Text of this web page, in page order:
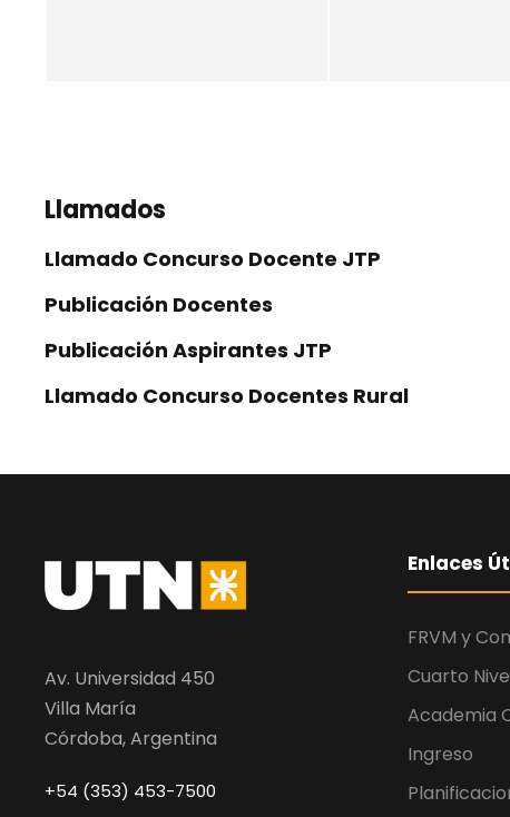
Llamados
Llamado Concurso Docente JTP
Publicación Docentes
Publicación Aspirantes JTP
Llamado Concurso Docentes Rural
Av. Universidad 450
Villa María
Córdoba, Argentina
+54 (353) 453-7500
Enlaces
FRVM y
Cuarto
Academia
Ingreso